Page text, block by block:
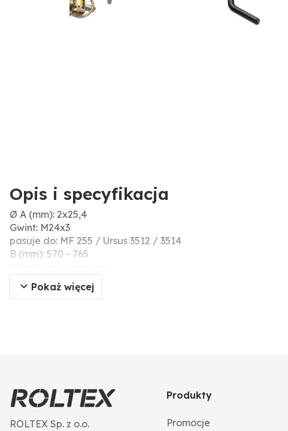
Opis i specyfikacja
Ø A (mm): 2x25,4
Gwint: M24x3
pasuje do: MF 255 / Ursus 3512 / 3514
B (mm): 570 - 765
C (mm): 435
Pokaż więcej
ROLTEX Sp. z o.o.
Produkty
Promocje